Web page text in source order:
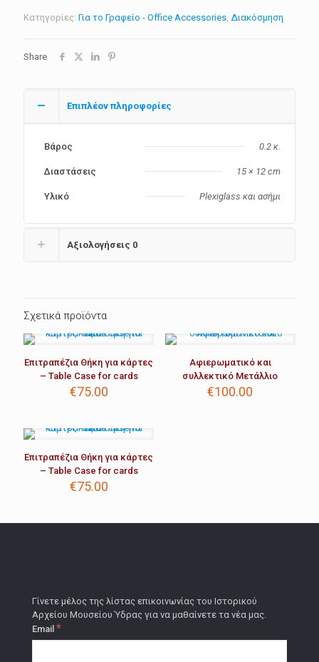
Table
Notebook
Κατηγορίες: Για το Γραφείο - Office Accessories, Διακόσμηση
Share
Επιπλέον πληροφορίες
Βάρος 0.2 κ.
Διαστάσεις 15 × 12 cm
Υλικό Plexiglass και ασήμι
Αξιολογήσεις 0
Σχετικά προϊόντα
Επιτραπέζια Θήκη για κάρτες
– Table Case for cards
€75.00
Αφιερωματικό και
συλλεκτικό Μετάλλιο
€100.00
Επιτραπέζια Θήκη για κάρτες
– Table Case for cards
€75.00
Γίνετε μέλος της λίστας επικοινωνίας του Ιστορικού
Αρχείου Μουσείου Ύδρας για να μαθαίνετε τα νέα μας.
Email *